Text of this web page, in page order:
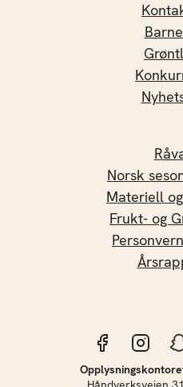
Norsk
Materiell
Frukt- og